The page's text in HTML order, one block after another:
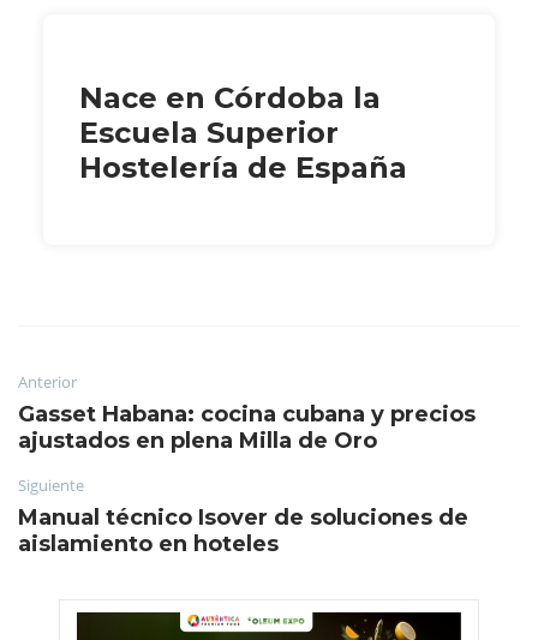
Nace en Córdoba la
Escuela Superior
Hostelería de España
Anterior
Gasset Habana: cocina cubana y precios
ajustados en plena Milla de Oro
Siguiente
Manual técnico Isover de soluciones de
aislamiento en hoteles